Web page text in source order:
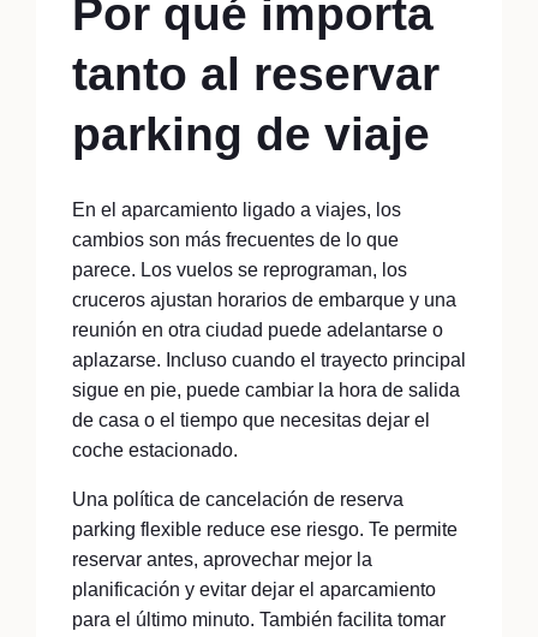
Por qué importa
tanto al reservar
parking de viaje
En el aparcamiento ligado a viajes, los
cambios son más frecuentes de lo que
parece. Los vuelos se reprograman, los
cruceros ajustan horarios de embarque y una
reunión en otra ciudad puede adelantarse o
aplazarse. Incluso cuando el trayecto principal
sigue en pie, puede cambiar la hora de salida
de casa o el tiempo que necesitas dejar el
coche estacionado.
Una política de cancelación de reserva
parking flexible reduce ese riesgo. Te permite
reservar antes, aprovechar mejor la
planificación y evitar dejar el aparcamiento
para el último minuto. También facilita tomar